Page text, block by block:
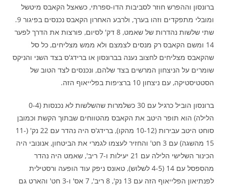
ברונסון וההפרש חוזר לסביבות הדו-ספרתי, כשאצל הקאבס מיטשל
ומובלי מתפקדים וזהו בערך, ולרבע האחרון הקאבס נכנסים בפיגור 9.
שתי שלשות נהדרות של שאמט, 8 דק' לסיום, פורצות את הדרך לפער
14 ומשם הקאבס רק מנסים לצמצם ולא ממש מצליחים, כל סל
שהקאבס מצליחים לחצוב נענה בברונסון או ברידג'ס בצד השני והניקס
שומרים על הניצחון המרשים בצד שלהם, ונכנסים לצד הטוב של
הסטטיסטיקה, עם ניצחון 10 ברציפות בפלייאוף הזה.
ברונסון הוביל כרגיל עם 30 כשלמרות שהשלשות לא נכנסות (0-4
הלילה) הוא תופר היטב את הקאבס מהטווחים שבתוך הקשת וכמובן
סוחט היטב עבירות (10-12 מהקו), ברידג'ס היה נהדר עם 22 נק' (11-
15 מהשגה) עם 3 חט' והחזיר לעצמו לגמרי את הביטחון, אנונובי היה
הכינור השלישי הלילה עם 21 יעילות ו-7 ריב', שאמט היה נהדר
מהספסל עם 14 (4-5 לשלוש), טאונס ניפק עוד הופעה ורסטילית
לפנתיאון הפלייאוף הזה עם 13 נק', 8 ריב', 7 אס' ו-3 חט' והארט גם